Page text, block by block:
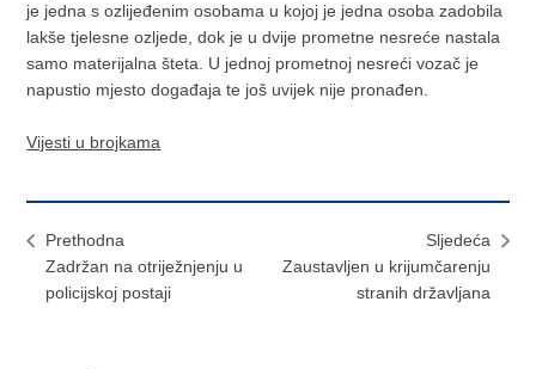
je jedna s ozlijeđenim osobama u kojoj je jedna osoba zadobila
lakše tjelesne ozljede, dok je u dvije prometne nesreće nastala
samo materijalna šteta. U jednoj prometnoj nesreći vozač je
napustio mjesto događaja te još uvijek nije pronađen.
Vijesti u brojkama
Prethodna
​Zadržan na otriježnjenju u
policijskoj postaji
Sljedeća
Zaustavljen u krijumčarenju
stranih državljana